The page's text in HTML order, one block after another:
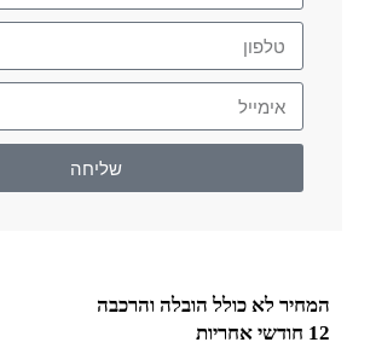
שליחה
המחיר לא כולל הובלה והרכבה
12 חודשי אחריות